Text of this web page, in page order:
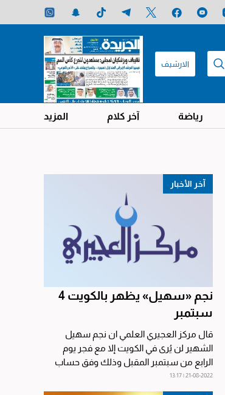
الارشيف
رياضة آخر كلام المزيد
آخر الأخبار
نجم «سهيل» يظهر بالكويت 4
سبتمبر
قال مركز العجيري العلمي ان نجم سهيل
الشهير لن يُرى في الكويت إلا مع فجر يوم
الرابع من سبتمبر المقبل وذلك وفق حساب
تقويم العجيري (التقويم...
21-08-2022 | 13:17